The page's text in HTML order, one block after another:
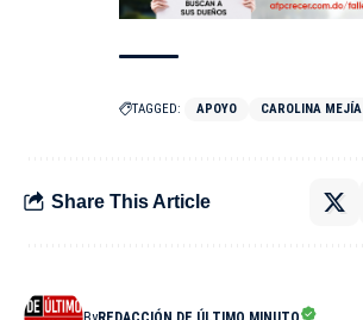
TAGGED: APOYO CAROLINA MEJÍA
Share This Article